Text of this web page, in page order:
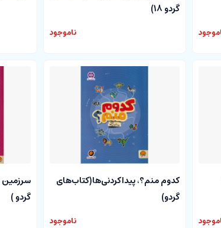
گردو 18)
ناموجود
کدوم منم؟، پیداکردنی‌ها(کتاب‌های
گردو)
ناموجود
گردو )